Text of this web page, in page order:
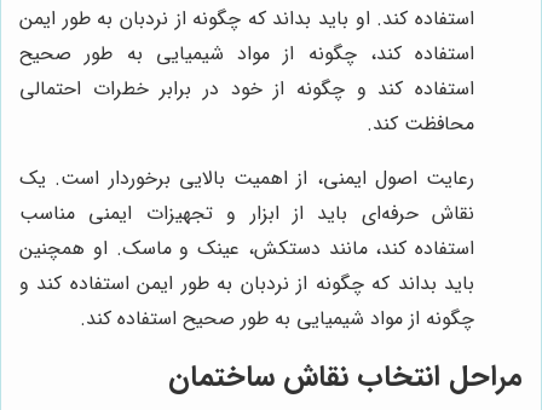
استفاده کند. او باید بداند که چگونه از نردبان به طور ایمن
استفاده کند، چگونه از مواد شیمیایی به طور صحیح
استفاده کند و چگونه از خود در برابر خطرات احتمالی
محافظت کند.
رعایت اصول ایمنی، از اهمیت بالایی برخوردار است. یک
نقاش حرفه‌ای باید از ابزار و تجهیزات ایمنی مناسب
استفاده کند، مانند دستکش، عینک و ماسک. او همچنین
باید بداند که چگونه از نردبان به طور ایمن استفاده کند و
چگونه از مواد شیمیایی به طور صحیح استفاده کند.
مراحل انتخاب نقاش ساختمان